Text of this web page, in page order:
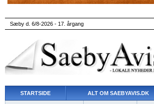
Sæby d. 6/8-2026 - 17. årgang
STARTSIDE ALT OM SAEBYAVIS.DK